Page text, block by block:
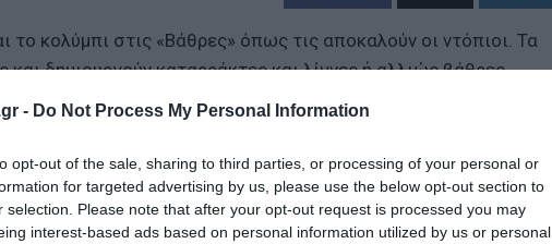
- Do Not Process My Personal Information
opt-out of the sale, sharing to third parties, or processing of your personal or
for targeted advertising by us, please use the below opt-out section to
selection. Please note that after your opt-out request is processed you may
interest-based ads based on personal information utilized by us or personal
κολύμπι στις «Βάθρες» όπως τις αποκαλούν οι ντόπιοι. Τα
δημιουργούν καταρράκτες και λίμνες ή αλλιώς βάθρες.